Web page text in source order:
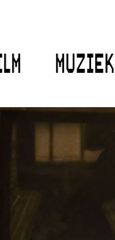
MUZIEK